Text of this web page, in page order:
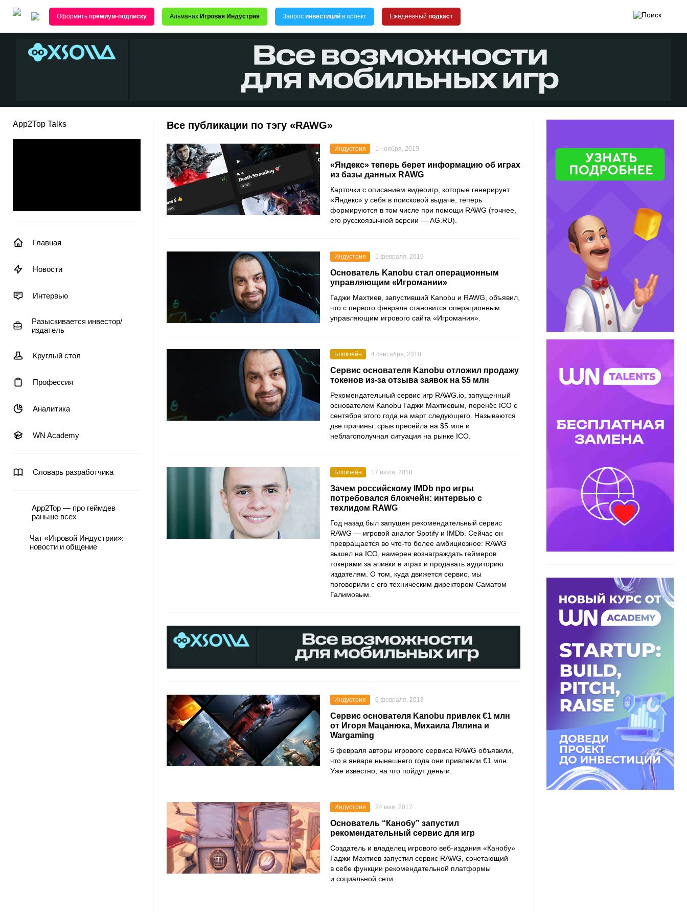
Оформить премиум-подписку Альманах Игровая Индустрия Запрос инвестиций в проект Ежедневный подкаст
App2Top Talks
Главная
Новости
Интервью
Разыскивается инвестор/
издатель
Круглый стол
Профессия
Аналитика
WN Academy
Словарь разработчика
App2Top — про геймдев
раньше всех
Чат «Игровой Индустрии»:
новости и общение
Все публикации по тэгу «RAWG»
Индустрия 1 ноября, 2019
«Яндекс» теперь берет информацию об играх
из базы данных RAWG
Карточки с описанием видеоигр, которые генерирует
«Яндекс» у себя в поисковой выдаче, теперь
формируются в том числе при помощи RAWG (точнее,
его русскоязычной версии — AG.RU).
Индустрия 1 февраля, 2019
Основатель Kanobu стал операционным
управляющим «Игромании»
Гаджи Махтиев, запустивший Kanobu и RAWG, объявил,
что с первого февраля становится операционным
управляющим игрового сайта «Игромания».
Блокчейн 4 сентября, 2018
Сервис основателя Kanobu отложил продажу
токенов из-за отзыва заявок на $5 млн
Рекомендательный сервис игр RAWG.io, запущенный
основателем Kanobu Гаджи Махтиевым, перенёс ICO с
сентября этого года на март следующего. Называются
две причины: срыв пресейла на $5 млн и
неблагополучная ситуация на рынке ICO.
Блокчейн 17 июля, 2018
Зачем российскому IMDb про игры
потребовался блокчейн: интервью с
техлидом RAWG
Год назад был запущен рекомендательный сервис
RAWG — игровой аналог Spotify и IMDb. Сейчас он
превращается во что-то более амбициозное: RAWG
вышел на ICO, намерен вознаграждать геймеров
токерами за ачивки в играх и продавать аудиторию
издателям. О том, куда движется сервис, мы
поговорили с его техническим директором Саматом
Галимовым.
Индустрия 6 февраля, 2018
Сервис основателя Kanobu привлек €1 млн
от Игоря Мацанюка, Михаила Лялина и
Wargaming
6 февраля авторы игрового сервиса RAWG объявили,
что в январе нынешнего года они привлекли €1 млн.
Уже известно, на что пойдут деньги.
Индустрия 24 мая, 2017
Основатель “Канобу” запустил
рекомендательный сервис для игр
Создатель и владелец игрового веб-издания «Канобу»
Гаджи Махтиев запустил сервис RAWG, сочетающий
в себе функции рекомендательной платформы
и социальной сети.